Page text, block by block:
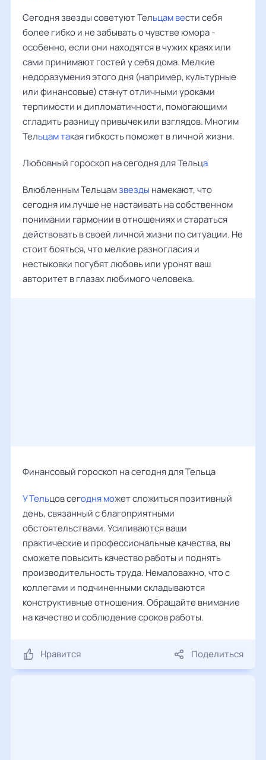
Сегодня звезды советуют Тельцам вести себя
более гибко и не забывать о чувстве юмора -
особенно, если они находятся в чужих краях или
сами принимают гостей у себя дома. Мелкие
недоразумения этого дня (например, культурные
или финансовые) станут отличными уроками
терпимости и дипломатичности, помогающими
сгладить разницу привычек или взглядов. Многим
Тельцам такая гибкость поможет в личной жизни.
Любовный гороскоп на сегодня для Тельца
Влюбленным Тельцамзвезды намекают, что
сегодня им лучше не настаивать на собственном
понимании гармонии в отношениях и стараться
действовать в своей личной жизни по ситуации. Не
стоит бояться, что мелкие разногласия и
нестыковки погубят любовь или уронят ваш
авторитет в глазах любимого человека.
Финансовый гороскоп на сегодня для Тельца
У Тельцов сегодня может сложиться позитивный
день, связанный с благоприятными
обстоятельствами. Усиливаются ваши
практические и профессиональные качества, вы
сможете повысить качество работы и поднять
производительность труда. Немаловажно, что с
коллегами и подчиненными складываются
конструктивные отношения. Обращайте внимание
на качество и соблюдение сроков работы.
Нравится Поделиться